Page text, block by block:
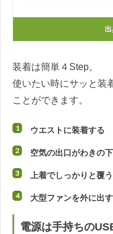
出
装着は簡単４Step。
使いたい時にサッと装
ことができます。
ウエストに装着する
空気の出口がわきの
上着でしっかりと覆う
大型ファンを外に出す
電源は手持ちの